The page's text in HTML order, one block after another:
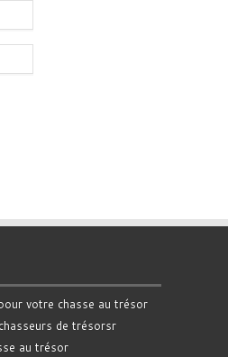
votre chasse au trésor
de trésorsr
au trésor